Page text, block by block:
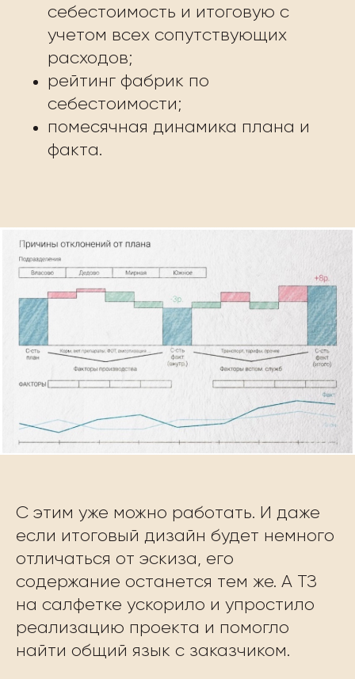
себестоимость и итоговую с
учетом всех сопутствующих
расходов;
рейтинг фабрик по
себестоимости;
помесячная динамика плана и
факта.
С этим уже можно работать. И даже
если итоговый дизайн будет немного
отличаться от эскиза, его
содержание останется тем же. А ТЗ
на салфетке ускорило и упростило
реализацию проекта и помогло
найти общий язык с заказчиком.